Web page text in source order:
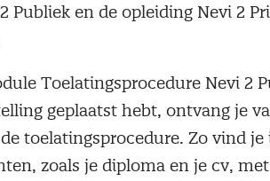
Publiek en de opleiding Nevi 2
Toelatingsprocedure Nevi 2
geplaatst hebt, ontvang je
toelatingsprocedure. Zo vind
zoals je diploma en je cv,